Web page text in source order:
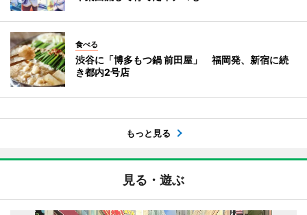
食べる
渋谷に「博多もつ鍋 前田屋」 福岡発、新宿に続
き都内2号店
もっと見る
見る・遊ぶ